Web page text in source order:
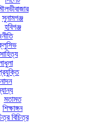
সুনামগঞ্জ
হবিগঞ্জ
মতামত
শিক্ষাঙ্গন
বিচিত্র